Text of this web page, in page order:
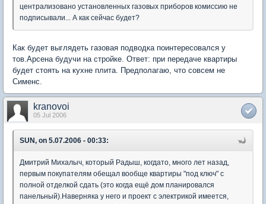
централизовано установленных газовых приборов комиссию не
подписывали... А как сейчас будет?
Как будет выглядеть газовая подводка поинтересовался у
тов.Арсена будучи на стройке. Ответ: при передаче квартиры
будет стоять на кухне плита. Предполагаю, что совсем не
Сименс.
kranovoi
05 Jul 2006
SUN, on 5.07.2006 - 00:33:
Дмитрий Михалыч, который Радыш, когдато, много лет назад,
первым покупателям обещал вообще квартиры "под ключ" с
полной отделкой сдать (это когда ещё дом планировался
панельный).Наверняка у него и проект с электрикой имеется,